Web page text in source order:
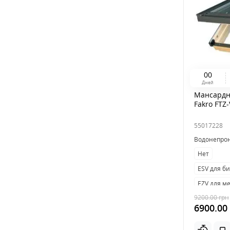
00
Дней
Fakro
55017228
Нет
ESV для
EZV для
9200.00грн
6900.00